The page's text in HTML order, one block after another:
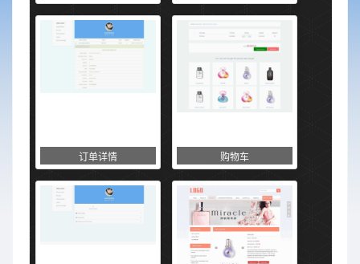
订单详情 购物车